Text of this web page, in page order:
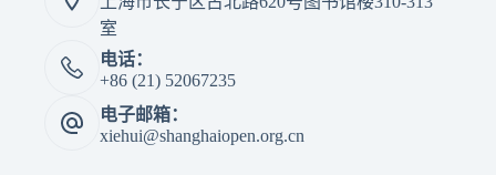
室
电话：
+86 (21) 52067235
电子邮箱：
xiehui@shanghaiopen.org.cn